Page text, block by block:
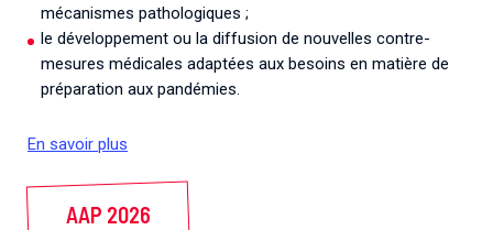
mécanismes pathologiques ;
le développement ou la diffusion de nouvelles contre-
mesures médicales adaptées aux besoins en matière de
préparation aux pandémies.
En savoir plus
AAP 2026